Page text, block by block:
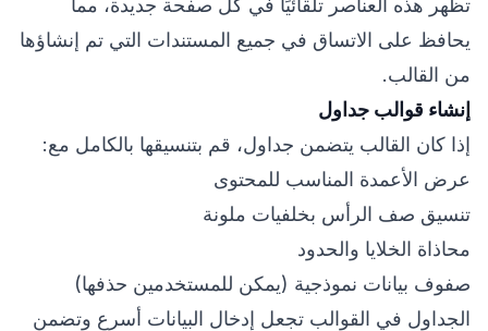
تظهر هذه العناصر تلقائيًا في كل صفحة جديدة، مما
يحافظ على الاتساق في جميع المستندات التي تم إنشاؤها
من القالب.
إنشاء قوالب جداول
إذا كان القالب يتضمن جداول، قم بتنسيقها بالكامل مع:
عرض الأعمدة المناسب للمحتوى
تنسيق صف الرأس بخلفيات ملونة
محاذاة الخلايا والحدود
صفوف بيانات نموذجية (يمكن للمستخدمين حذفها)
الجداول في القوالب تجعل إدخال البيانات أسرع وتضمن